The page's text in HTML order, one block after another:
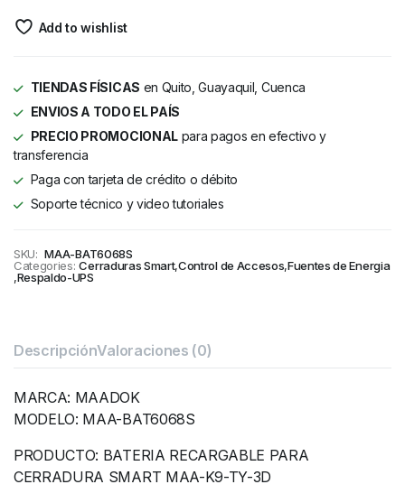
Add to wishlist
TIENDAS FÍSICAS en Quito, Guayaquil, Cuenca
ENVIOS A TODO EL PAÍS
PRECIO PROMOCIONALpara pagos en efectivo y
transferencia
Paga con tarjeta de crédito o débito
Soporte técnico y video tutoriales
SKU: MAA-BAT6068S
Categories: Cerraduras Smart,Control de Accesos,Fuentes de Energia
,Respaldo-UPS
DescripciónValoraciones (0)
MARCA: MAADOK
MODELO: MAA-BAT6068S
PRODUCTO: BATERIA RECARGABLE PARA
CERRADURA SMART MAA-K9-TY-3D